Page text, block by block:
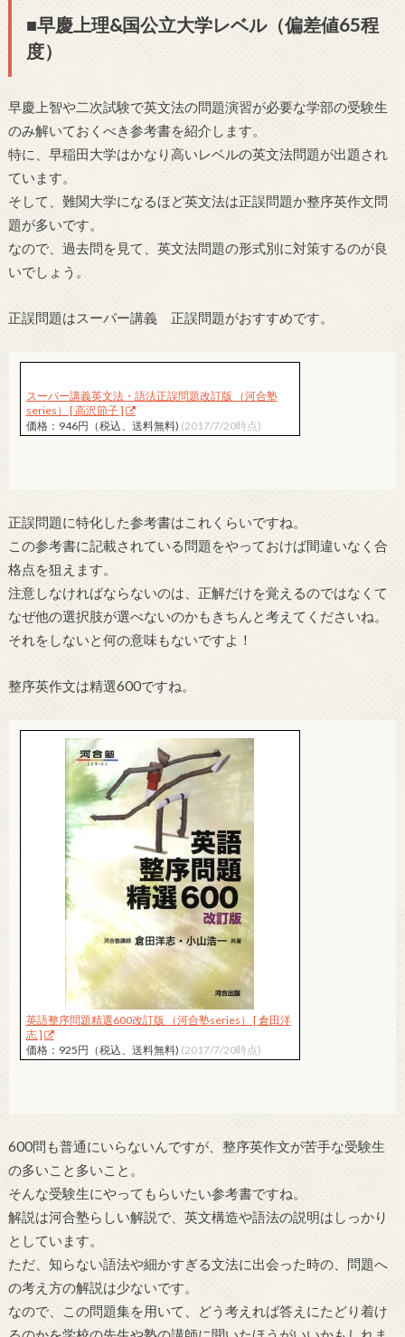
■早慶上理&国公立大学レベル（偏差値65程
度）
早慶上智や二次試験で英文法の問題演習が必要な学部の受験生
のみ解いておくべき参考書を紹介します。
特に、早稲田大学はかなり高いレベルの英文法問題が出題され
ています。
そして、難関大学になるほど英文法は正誤問題か整序英作文問
題が多いです。
なので、過去問を見て、英文法問題の形式別に対策するのが良
いでしょう。
正誤問題はスーパー講義 正誤問題がおすすめです。
スーパー講義英文法・語法正誤問題改訂版 （河合塾
series） [ 高沢節子 ]
価格：946円（税込、送料無料) (2017/7/20時点)
正誤問題に特化した参考書はこれくらいですね。
この参考書に記載されている問題をやっておけば間違いなく合
格点を狙えます。
注意しなければならないのは、正解だけを覚えるのではなくて
なぜ他の選択肢が選べないのかもきちんと考えてくださいね。
それをしないと何の意味もないですよ！
整序英作文は精選600ですね。
英語整序問題精選600改訂版 （河合塾series） [ 倉田洋
志 ]
価格：925円（税込、送料無料) (2017/7/20時点)
600問も普通にいらないんですが、整序英作文が苦手な受験生
の多いこと多いこと。
そんな受験生にやってもらいたい参考書ですね。
解説は河合塾らしい解説で、英文構造や語法の説明はしっかり
としています。
ただ、知らない語法や細かすぎる文法に出会った時の、問題へ
の考え方の解説は少ないです。
なので、この問題集を用いて、どう考えれば答えにたどり着け